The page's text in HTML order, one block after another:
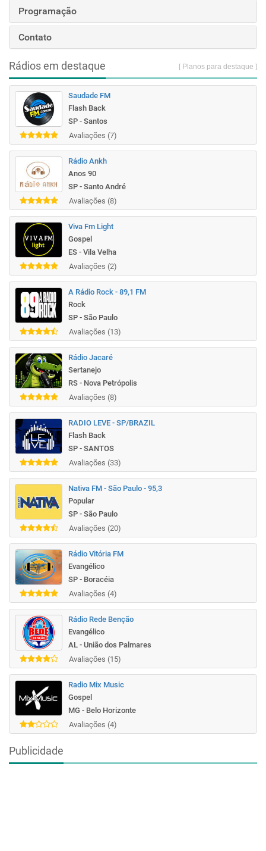
Programação
Contato
Rádios em destaque [ Planos para destaque ]
Saudade FM
Flash Back
SP - Santos
Avaliações (7)
Rádio Ankh
Anos 90
SP - Santo André
Avaliações (8)
Viva Fm Light
Gospel
ES - Vila Velha
Avaliações (2)
A Rádio Rock - 89,1 FM
Rock
SP - São Paulo
Avaliações (13)
Rádio Jacaré
Sertanejo
RS - Nova Petrópolis
Avaliações (8)
RADIO LEVE - SP/BRAZIL
Flash Back
SP - SANTOS
Avaliações (33)
Nativa FM - São Paulo - 95,3
Popular
SP - São Paulo
Avaliações (20)
Rádio Vitória FM
Evangélico
SP - Boracéia
Avaliações (4)
Rádio Rede Benção
Evangélico
AL - União dos Palmares
Avaliações (15)
Radio Mix Music
Gospel
MG - Belo Horizonte
Avaliações (4)
Publicidade